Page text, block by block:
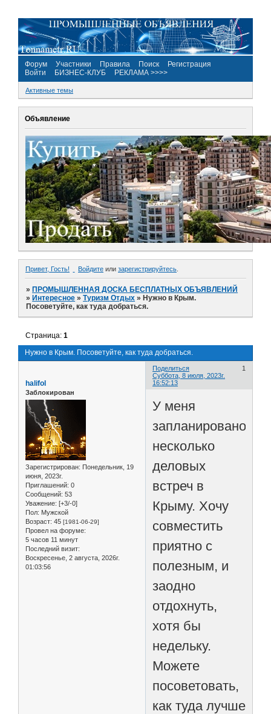
Форум Участники Правила Поиск
Регистрация
Войти
БИЗНЕС-КЛУБ РЕКЛАМА >>>>
Активные темы
Объявление
Привет, Гость! Войдите или зарегистрируйтесь
»ПРОМЫШЛЕННАЯ ДОСКА БЕСПЛАТНЫХ ОБЪЯВЛЕНИЙ
»Интересное »Туризм Отдых »Нужно в Крым.
Посоветуйте, как туда добраться.
Нужно в Крым. Посоветуйте, как туда добраться.
Страница:1
Поделиться
1
Суббота, 8 июля, 2023г.
16:52:13
halifol
Заблокирован
Зарегистрирован: Понедельник, 19
июня, 2023г.
Приглашений: 0
Сообщений: 53
Уважение: [+3/-0]
Пол: Мужской
Возраст: 45 [1981-06-29]
Провел на форуме:
5 часов 11 минут
Последний визит:
Воскресенье, 2 августа, 2026г.
01:03:56
У меня
запланировано
несколько
деловых
встреч в
Крыму. Хочу
совместить
приятно с
полезным, и
заодно
отдохнуть,
хотя бы
недельку.
Можете
посоветовать,
как туда лучше